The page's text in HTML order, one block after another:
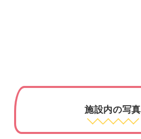
施設内の写真